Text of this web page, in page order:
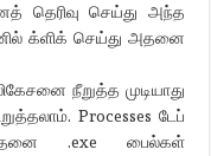
தெரிவு செய்து அந்த
க்ளிக் செய்து அதனை
நீறுத்த முடியாது
Processes டேப்
.exe பைல்கள்